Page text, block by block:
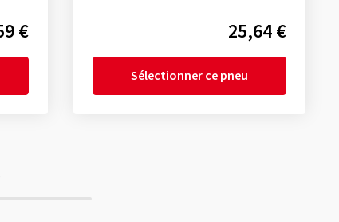
€ 25,64 €
Sélectionner ce pneu